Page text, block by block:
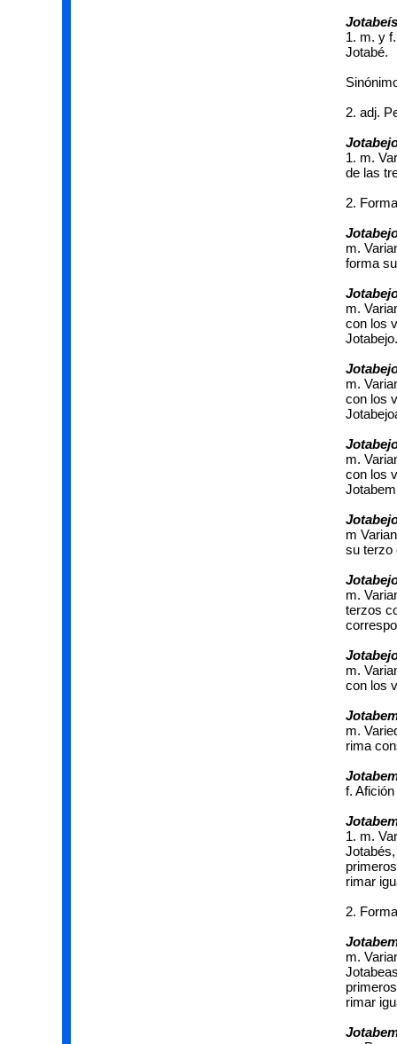
1. m. y
Jotabé.
2. adj.
1. m.
de las
2.
m.
forma
m.
con los
Jotabejo.
m.
con los
m.
con los
m
su terzo
m.
terzos
m.
con los
m.
rima
f.
1. m.
rimar
2.
m.
rimar